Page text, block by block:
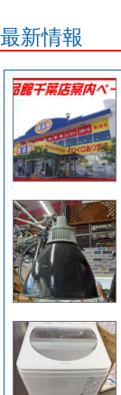
最新情報